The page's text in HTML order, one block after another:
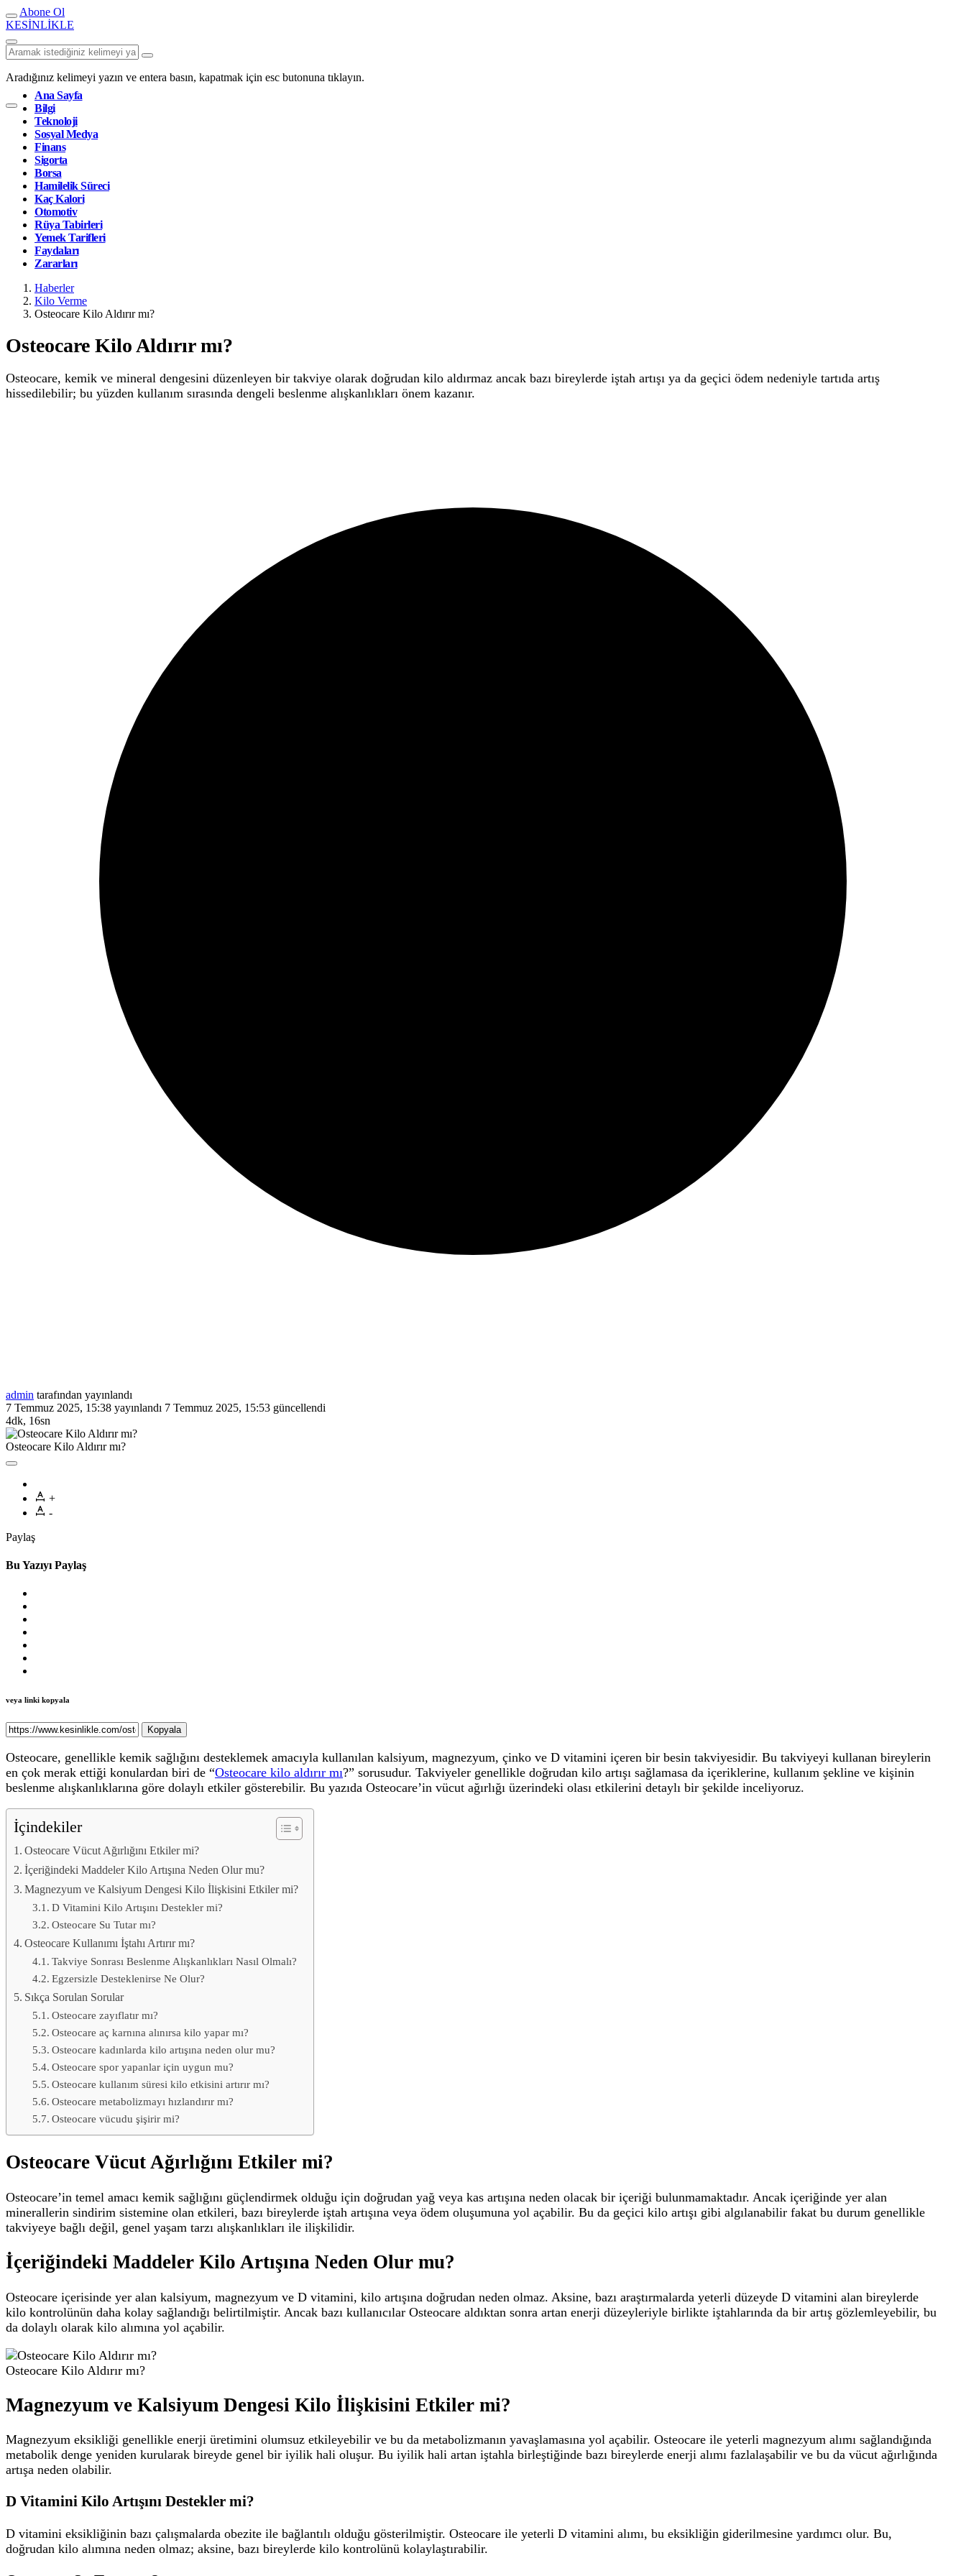
Abone Ol
KESİNLİKLE
Aradığınız kelimeyi yazın ve entera basın, kapatmak için esc butonuna tıklayın.
Ana Sayfa
Bilgi
Teknoloji
Sosyal Medya
Finans
Sigorta
Borsa
Hamilelik Süreci
Kaç Kalori
Otomotiv
Rüya Tabirleri
Yemek Tarifleri
Faydaları
Zararları
Haberler
Kilo Verme
Osteocare Kilo Aldırır mı?
Osteocare Kilo Aldırır mı?
Osteocare, kemik ve mineral dengesini düzenleyen bir takviye olarak doğrudan kilo aldırmaz ancak bazı bireylerde iştah artışı ya da geçici ödem nedeniyle tartıda artış
hissedilebilir; bu yüzden kullanım sırasında dengeli beslenme alışkanlıkları önem kazanır.
admin tarafından yayınlandı
7 Temmuz 2025, 15:38 yayınlandı 7 Temmuz 2025, 15:53 güncellendi
4dk, 16sn
Osteocare Kilo Aldırır mı?
+
-
Paylaş
Bu Yazıyı Paylaş
veya linki kopyala
Kopyala
Osteocare, genellikle kemik sağlığını desteklemek amacıyla kullanılan kalsiyum, magnezyum, çinko ve D vitamini içeren bir besin takviyesidir. Bu takviyeyi kullanan bireylerin
en çok merak ettiği konulardan biri de “Osteocare kilo aldırır mı?” sorusudur. Takviyeler genellikle doğrudan kilo artışı sağlamasa da içeriklerine, kullanım şekline ve kişinin
beslenme alışkanlıklarına göre dolaylı etkiler gösterebilir. Bu yazıda Osteocare’in vücut ağırlığı üzerindeki olası etkilerini detaylı bir şekilde inceliyoruz.
İçindekiler
Osteocare Vücut Ağırlığını Etkiler mi?
İçeriğindeki Maddeler Kilo Artışına Neden Olur mu?
Magnezyum ve Kalsiyum Dengesi Kilo İlişkisini Etkiler mi?
D Vitamini Kilo Artışını Destekler mi?
Osteocare Su Tutar mı?
Osteocare Kullanımı İştahı Artırır mı?
Takviye Sonrası Beslenme Alışkanlıkları Nasıl Olmalı?
Egzersizle Desteklenirse Ne Olur?
Sıkça Sorulan Sorular
Osteocare zayıflatır mı?
Osteocare aç karnına alınırsa kilo yapar mı?
Osteocare kadınlarda kilo artışına neden olur mu?
Osteocare spor yapanlar için uygun mu?
Osteocare kullanım süresi kilo etkisini artırır mı?
Osteocare metabolizmayı hızlandırır mı?
Osteocare vücudu şişirir mi?
Osteocare Vücut Ağırlığını Etkiler mi?
Osteocare’in temel amacı kemik sağlığını güçlendirmek olduğu için doğrudan yağ veya kas artışına neden olacak bir içeriği bulunmamaktadır. Ancak içeriğinde yer alan
minerallerin sindirim sistemine olan etkileri, bazı bireylerde iştah artışına veya ödem oluşumuna yol açabilir. Bu da geçici kilo artışı gibi algılanabilir fakat bu durum genellikle
takviyeye bağlı değil, genel yaşam tarzı alışkanlıkları ile ilişkilidir.
İçeriğindeki Maddeler Kilo Artışına Neden Olur mu?
Osteocare içerisinde yer alan kalsiyum, magnezyum ve D vitamini, kilo artışına doğrudan neden olmaz. Aksine, bazı araştırmalarda yeterli düzeyde D vitamini alan bireylerde
kilo kontrolünün daha kolay sağlandığı belirtilmiştir. Ancak bazı kullanıcılar Osteocare aldıktan sonra artan enerji düzeyleriyle birlikte iştahlarında da bir artış gözlemleyebilir, bu
da dolaylı olarak kilo alımına yol açabilir.
Osteocare Kilo Aldırır mı?
Magnezyum ve Kalsiyum Dengesi Kilo İlişkisini Etkiler mi?
Magnezyum eksikliği genellikle enerji üretimini olumsuz etkileyebilir ve bu da metabolizmanın yavaşlamasına yol açabilir. Osteocare ile yeterli magnezyum alımı sağlandığında
metabolik denge yeniden kurularak bireyde genel bir iyilik hali oluşur. Bu iyilik hali artan iştahla birleştiğinde bazı bireylerde enerji alımı fazlalaşabilir ve bu da vücut ağırlığında
artışa neden olabilir.
D Vitamini Kilo Artışını Destekler mi?
D vitamini eksikliğinin bazı çalışmalarda obezite ile bağlantılı olduğu gösterilmiştir. Osteocare ile yeterli D vitamini alımı, bu eksikliğin giderilmesine yardımcı olur. Bu,
doğrudan kilo alımına neden olmaz; aksine, bazı bireylerde kilo kontrolünü kolaylaştırabilir.